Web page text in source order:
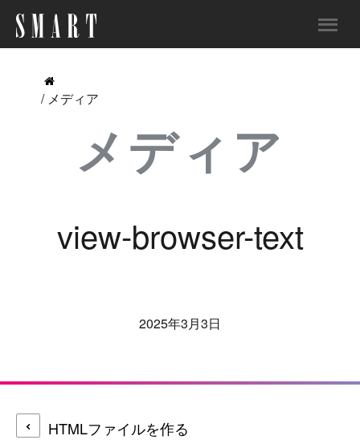
/ メディア
メディア
view-browser-text
2025年3月3日
HTMLファイルを作る